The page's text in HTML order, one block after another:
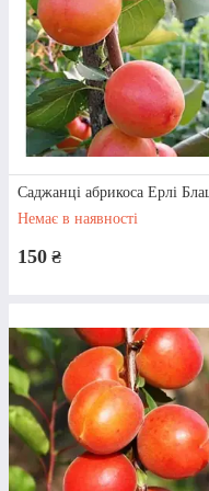
Саджанці абрикоса Ерлі
Немає в наявності
150 ₴